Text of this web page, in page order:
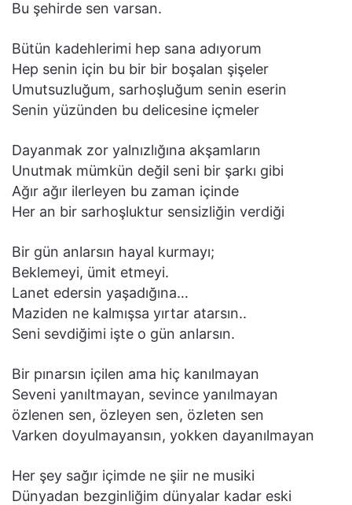
Bu şehirde sen varsan.
Bütün kadehlerimi hep sana adıyorum
Hep senin için bu bir bir boşalan şişeler
Umutsuzluğum, sarhoşluğum senin eserin
Senin yüzünden bu delicesine içmeler
Dayanmak zor yalnızlığına akşamların
Unutmak mümkün değil seni bir şarkı gibi
Ağır ağır ilerleyen bu zaman içinde
Her an bir sarhoşluktur sensizliğin verdiği
Bir gün anlarsın hayal kurmayı;
Beklemeyi, ümit etmeyi.
Lanet edersin yaşadığına…
Maziden ne kalmışsa yırtar atarsın..
Seni sevdiğimi işte o gün anlarsın.
Bir pınarsın içilen ama hiç kanılmayan
Seveni yanıltmayan, sevince yanılmayan
özlenen sen, özleyen sen, özleten sen
Varken doyulmayansın, yokken dayanılmayan
Her şey sağır içimde ne şiir ne musiki
Dünyadan bezginliğim dünyalar kadar eski